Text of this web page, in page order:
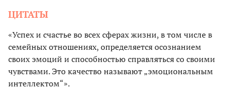
ЦИТАТЫ
«Успех и счастье во всех сферах жизни, в том числе в
семейных отношениях, определяется осознанием
своих эмоций и способностью справляться со своими
чувствами. Это качество называют „эмоциональным
интеллектом“».